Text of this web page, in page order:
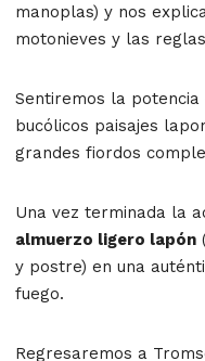
manoplas) y nos
motonieves y las
Sentiremos la
bucólicos paisajes
grandes fiordos
Una vez terminada la
almuerzo ligero lapón
y postre) en una
fuego.
Regresaremos a